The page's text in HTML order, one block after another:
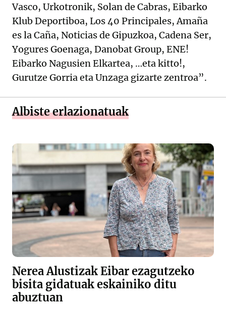
Vasco, Urkotronik, Solan de Cabras, Eibarko
Klub Deportiboa, Los 40 Principales, Amaña
es la Caña, Noticias de Gipuzkoa, Cadena Ser,
Yogures Goenaga, Danobat Group, ENE!
Eibarko Nagusien Elkartea, …eta kitto!,
Gurutze Gorria eta Unzaga gizarte zentroa”.
Albiste erlazionatuak
Nerea Alustizak Eibar ezagutzeko
bisita gidatuak eskainiko ditu
abuztuan